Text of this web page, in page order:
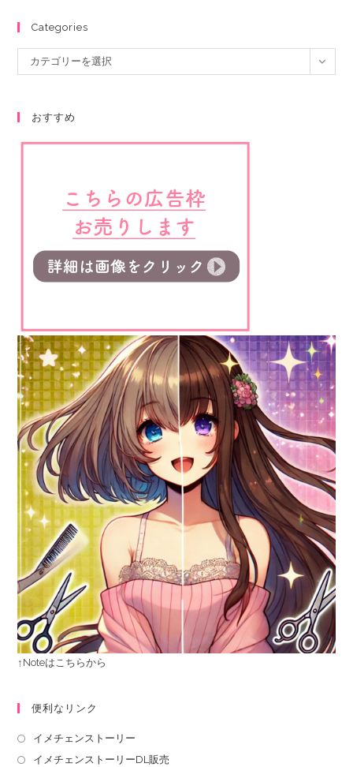
Categories
カテゴリーを選択
おすすめ
↑Noteはこちらから
便利なリンク
イメチェンストーリー
イメチェンストーリーDL販売